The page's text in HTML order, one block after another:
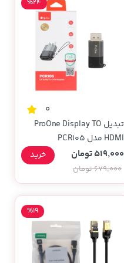
0
تبدیل ProOne Display TO
HDMI مدل PCR105
%24
519,000 تومان
679,000 تومان
خرید
%19